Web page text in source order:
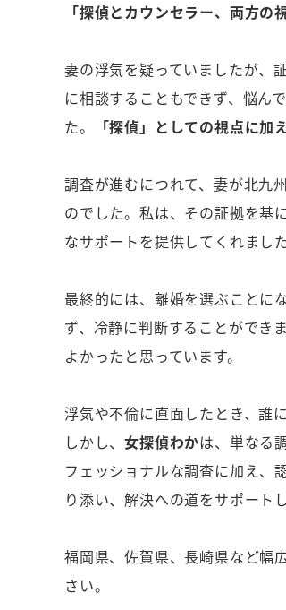
「探偵とカウンセラー、両方の
妻の浮気を疑っていましたが、
に相談することもできず、悩ん
た。
「探偵」としての視点に
調査が進むにつれて、妻が北九
のでした。私は、その証拠を基
なサポートを提供してくれました
最終的には、離婚を選ぶことに
ず、冷静に判断することができ
よかったと思っています。
浮気や不倫に直面したとき、誰
しかし、女探偵わかは、単なる
フェッショナルな調査に加え、
り添い、解決への道をサポートし
福岡県、佐賀県、長崎県など幅
さい。